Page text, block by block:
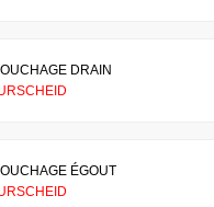
DRAIN
ÉGOUT